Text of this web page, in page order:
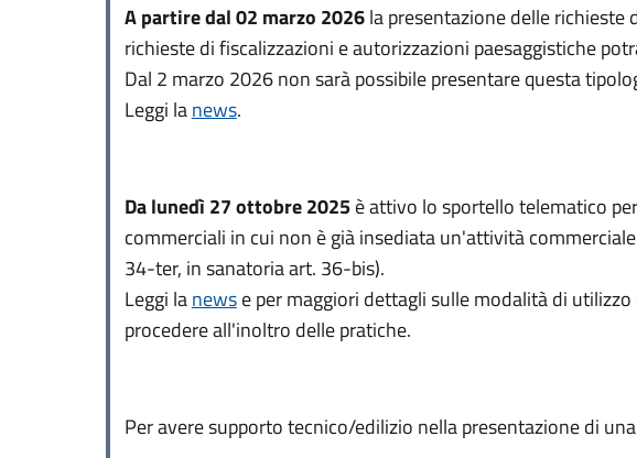
A partire dal 02 marzo 2026la presentazione delle richieste
richieste di fiscalizzazioni e autorizzazioni paesaggistiche
Dal 2 marzo 2026 non sarà possibile presentare questa
Leggi lanews.
Da lunedì 27 ottobre 2025è attivo lo sportello telematico
commerciali in cui non è già insediata un'attività
34-ter, in sanatoria art. 36-bis).
Leggi lanewse per maggiori dettagli sulle modalità di
procedere all'inoltro delle pratiche.
Per avere supporto tecnico/edilizio nella presentazione di